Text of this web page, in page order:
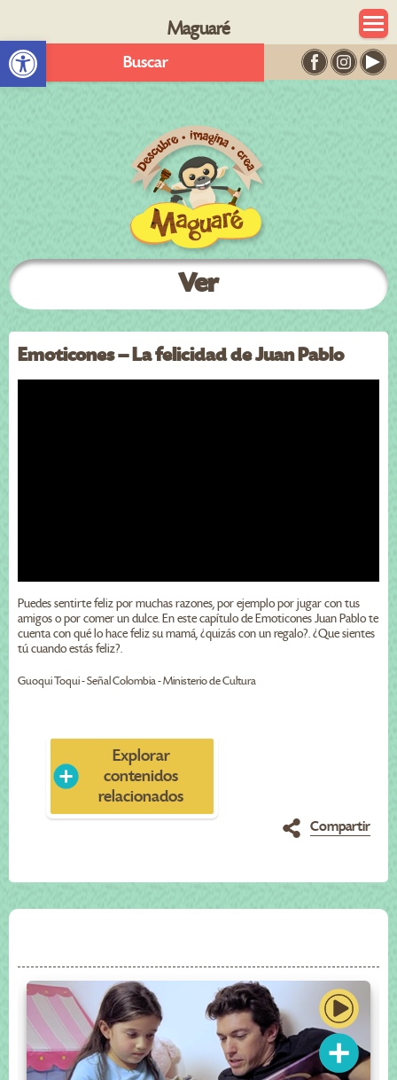
Abrir barra de herramientas
Maguaré
Buscar
Ver
Emoticones – La felicidad de Juan Pablo
Puedes sentirte feliz por muchas razones, por ejemplo por jugar con tus
amigos o por comer un dulce. En este capítulo de Emoticones Juan Pablo te
cuenta con qué lo hace feliz su mamá, ¿quizás con un regalo?. ¿Que sientes
tú cuando estás feliz?.
Guoqui Toqui - Señal Colombia - Ministerio de Cultura
Explorar
contenidos
relacionados
Compartir